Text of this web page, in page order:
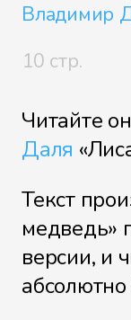
Владимир
10 стр.
Читайте
Даля
Текст
медведь»
версии, и
абсолютно